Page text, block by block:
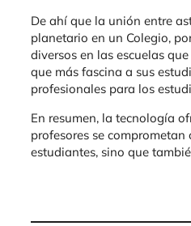
De ahí que la unión entre
planetario en un Colegio,
diversos en las escuelas
que más fascina a sus
profesionales para los
En resumen, la tecnología
profesores se
estudiantes, sino que